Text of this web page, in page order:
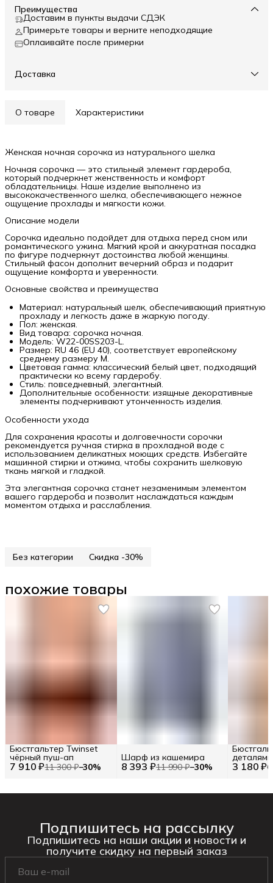
Преимущества
Доставим в пункты выдачи СДЭК
Примерьте товары и верните неподходящие
Оплаивайте после примерки
Доставка
О товаре Характеристики
Женская ночная сорочка из натурального шелка
Ночная сорочка — это стильный элемент гардероба,
который подчеркнет женственность и комфорт
обладательницы. Наше изделие выполнено из
высококачественного шелка, обеспечивающего нежное
ощущение прохлады и мягкости кожи.
Описание модели
Сорочка идеально подойдет для отдыха перед сном или
романтического ужина. Мягкий крой и аккуратная посадка
по фигуре подчеркнут достоинства любой женщины.
Стильный фасон дополнит вечерний образ и подарит
ощущение комфорта и уверенности.
Основные свойства и преимущества
Материал: натуральный шелк, обеспечивающий приятную
прохладу и легкость даже в жаркую погоду.
Пол: женская.
Вид товара: сорочка ночная.
Модель: W22-00SS203-L.
Размер: RU 46 (EU 40), соответствует европейскому
среднему размеру M.
Цветовая гамма: классический белый цвет, подходящий
практически ко всему гардеробу.
Стиль: повседневный, элегантный.
Дополнительные особенности: изящные декоративные
элементы подчеркивают утонченность изделия.
Особенности ухода
Для сохранения красоты и долговечности сорочки
рекомендуется ручная стирка в прохладной воде с
использованием деликатных моющих средств. Избегайте
машинной стирки и отжима, чтобы сохранить шелковую
ткань мягкой и гладкой.
Эта элегантная сорочка станет незаменимым элементом
вашего гардероба и позволит наслаждаться каждым
моментом отдыха и расслабления.
Без категории Скидка -30%
похожие товары
7 910 ₽11 300 ₽−30%
Бюстгальтер Twinset
чёрный пуш-ап
8 393 ₽11 990 ₽−30%
Шарф из кашемира
3 180 ₽
Подпишитесь на рассылку
Подпишитесь на наши акции и новости и
получите скидку на первый заказ